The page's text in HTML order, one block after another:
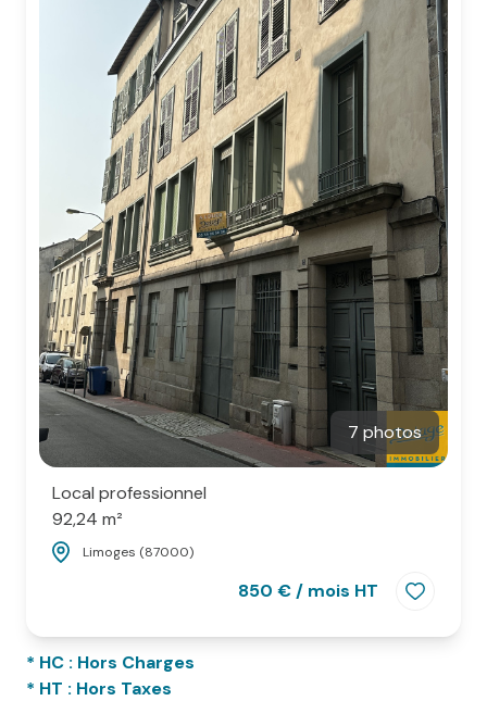
7 photos
Local professionnel
92,24 m²
Limoges (87000)
850 € / mois HT
* HC : Hors Charges
* HT : Hors Taxes